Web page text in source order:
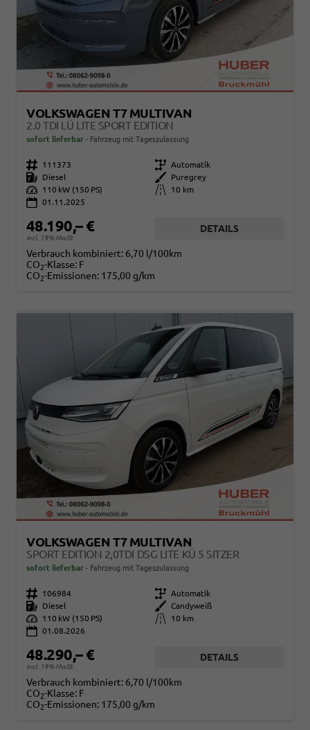
VOLKSWAGEN T7 MULTIVAN
2.0 TDI LÜ LITE SPORT EDITION
sofort lieferbar Fahrzeug mit Tageszulassung
Fahrzeugnr. 111373 Getriebe Automatik
Kraftstoff
Diesel Außenfarbe
Puregrey
Leistung
110 kW (150 PS) Kilometerstand
10 km
01.11.2025
48.190,– €
incl. 19% MwSt.
DETAILS
Verbrauch kombiniert: 6,70 l/100km
CO2-Klasse: F
CO2-Emissionen: 175,00 g/km
VOLKSWAGEN T7 MULTIVAN
SPORT EDITION 2,0TDI DSG LITE KÜ 5 SITZER
sofort lieferbar Fahrzeug mit Tageszulassung
Fahrzeugnr. 106984 Getriebe Automatik
Kraftstoff
Diesel Außenfarbe
Candyweiß
Leistung
110 kW (150 PS) Kilometerstand
10 km
01.08.2026
48.290,– €
incl. 19% MwSt.
DETAILS
Verbrauch kombiniert: 6,70 l/100km
CO2-Klasse: F
CO2-Emissionen: 175,00 g/km